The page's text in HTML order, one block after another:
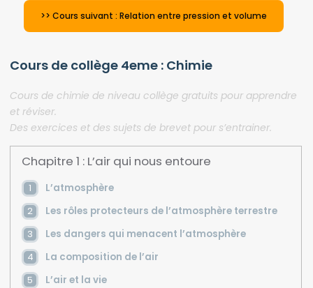
>> Cours suivant : Relation entre pression et volume
Cours de collège 4eme : Chimie
Cours de chimie de niveau collège gratuits pour apprendre
et réviser.
Des exercices et des sujets de brevet pour s’entrainer.
Chapitre 1 : L’air qui nous entoure
L’atmosphère
Les rôles protecteurs de l’atmosphère terrestre
Les dangers qui menacent l’atmosphère
La composition de l’air
L’air et la vie